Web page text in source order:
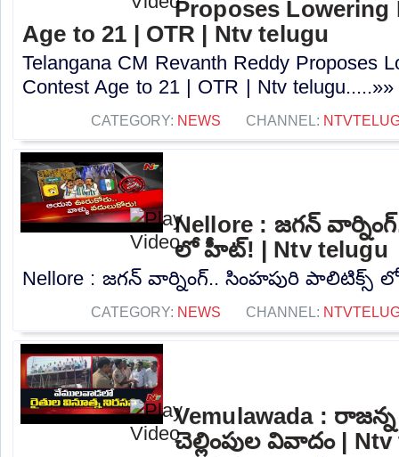
Proposes Lowering
Age to 21 | OTR | Ntv telugu
Telangana CM Revanth Reddy Proposes
Contest Age to 21 | OTR | Ntv telugu.....»»
CATEGORY: NEWS CHANNEL:
Nellore : జగన్
లో హీట్! | Ntv telugu
Nellore : జగన్ వార్నింగ్.. సింహపురి పాలిటిక్స్
CATEGORY: NEWS CHANNEL:
Vemulawada :
చెల్లింపుల వివాదం |